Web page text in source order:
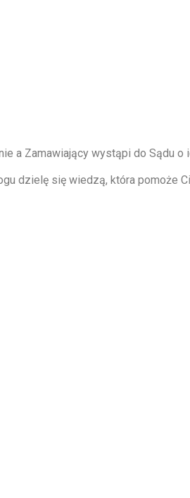
a Zamawiający wystąpi do Sądu
dzielę się wiedzą, która pomoże